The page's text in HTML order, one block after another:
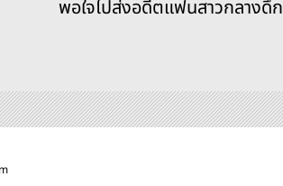
พอใจไปส่งอดีตแฟนสาวกลางดึก